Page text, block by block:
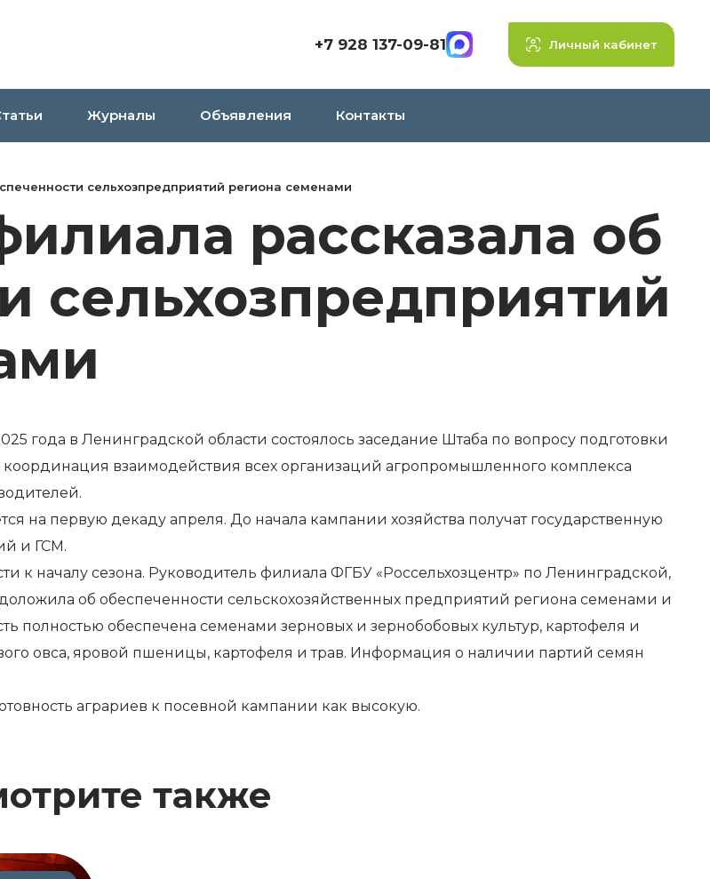
+7 928 137-09-81 Личный кабинет
Журналы Объявления Контакты
сельхозпредприятий региона семенами
рассказала об
сельхозпредприятий
года в Ленинградской области состоялось заседание Штаба по вопросу подготовки
взаимодействия всех организаций агропромышленного комплекса
на первую декаду апреля. До начала кампании хозяйства получат государственную
и ГСМ.
к началу сезона. Руководитель филиала ФГБУ «Россельхозцентр» по Ленинградской,
об обеспеченности сельскохозяйственных предприятий региона семенами и
полностью обеспечена семенами зерновых и зернобобовых культур, картофеля и
овса, яровой пшеницы, картофеля и трав. Информация о наличии партий семян
аграриев к посевной кампании как высокую.
также